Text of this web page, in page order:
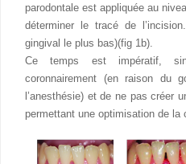
parodontale est appliquée au
déterminer le tracé de
gingival le plus bas)(fig 1b).
Ce temps est impératif,
coronnairement (en raison du
l’anesthésie) et de ne pas créer
permettant une optimisation de la